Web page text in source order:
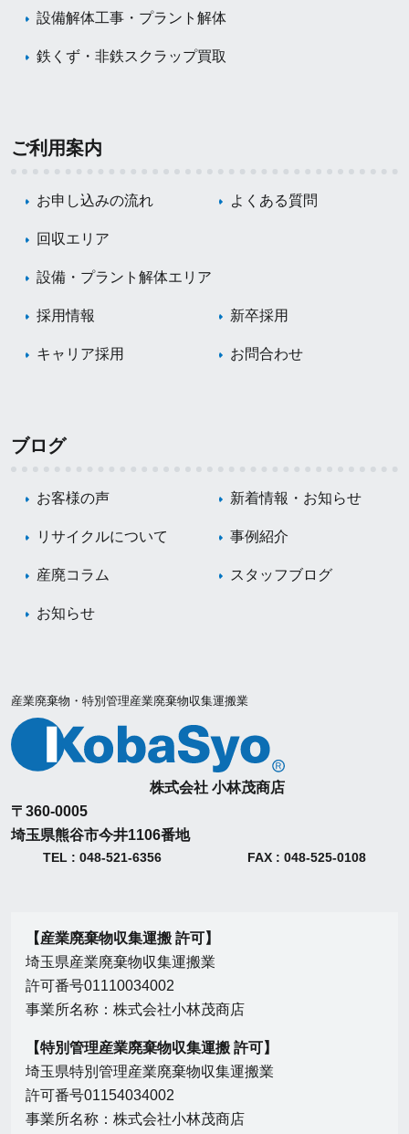
設備解体工事・プラント解体
鉄くず・非鉄スクラップ買取
ご利用案内
お申し込みの流れ よくある質問
回収エリア
設備・プラント解体エリア
採用情報 新卒採用
キャリア採用 お問合わせ
ブログ
お客様の声 新着情報・お知らせ
リサイクルについて 事例紹介
産廃コラム スタッフブログ
お知らせ
産業廃棄物・特別管理産業廃棄物収集運搬業
株式会社 小林茂商店
〒360-0005
埼玉県熊谷市今井1106番地
TEL : 048-521-6356 FAX : 048-525-0108
【産業廃棄物収集運搬 許可】
埼玉県産業廃棄物収集運搬業
許可番号01110034002
事業所名称：株式会社小林茂商店
【特別管理産業廃棄物収集運搬 許可】
埼玉県特別管理産業廃棄物収集運搬業
許可番号01154034002
事業所名称：株式会社小林茂商店